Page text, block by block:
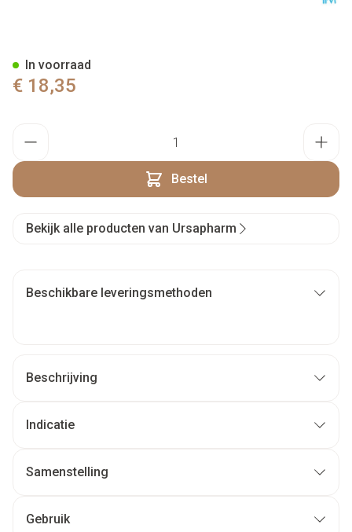
€ 18,35
Bestel
In voorraad
Bekijk alle producten van Ursapharm
Beschikbare leveringsmethoden
Beschrijving
Indicatie
Samenstelling
Gebruik